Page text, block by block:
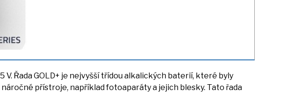
V. Řada GOLD+ je nejvyšší třídou alkalických baterií, které byly
přístroje, například fotoaparátya jejich blesky. Tato řada